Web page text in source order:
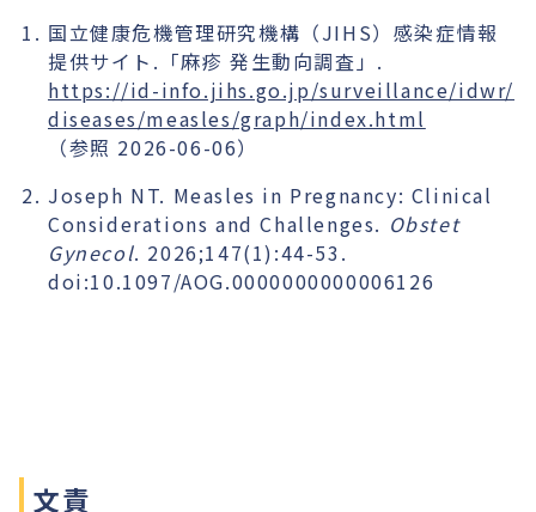
国立健康危機管理研究機構（JIHS）感染症情報
提供サイト.「麻疹 発生動向調査」.
https://id-info.jihs.go.jp/surveillance/idwr/
diseases/measles/graph/index.html
（参照 2026-06-06）
Joseph NT. Measles in Pregnancy: Clinical
Considerations and Challenges. Obstet
Gynecol. 2026;147(1):44-53.
doi:10.1097/AOG.0000000000006126
文責